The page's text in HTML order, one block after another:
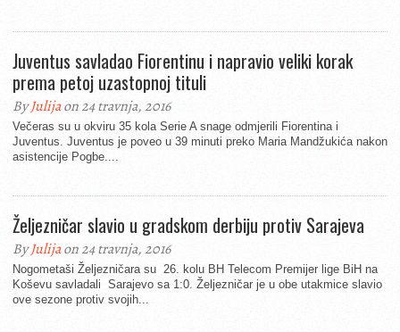
Juventus savladao Fiorentinu i napravio veliki korak
prema petoj uzastopnoj tituli
ByJulijaon 24 travnja, 2016
Večeras su u okviru 35 kola Serie A snage odmjerili Fiorentina i
Juventus. Juventus je poveo u 39 minuti preko Maria Mandžukića nakon
asistencije Pogbe....
Željezničar slavio u gradskom derbiju protiv Sarajeva
ByJulijaon 24 travnja, 2016
Nogometaši Željezničara su 26. kolu BH Telecom Premijer lige BiH na
Koševu savladali Sarajevo sa 1:0. Željezničar je u obe utakmice slavio
ove sezone protiv svojih...